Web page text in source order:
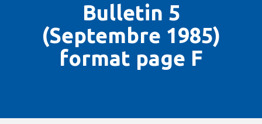
Bulletin 5
(Septembre 1985)
format page F